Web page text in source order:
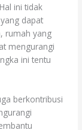
ini tidak
dapat
rumah yang
mengurangi
ini tentu
berkontribusi